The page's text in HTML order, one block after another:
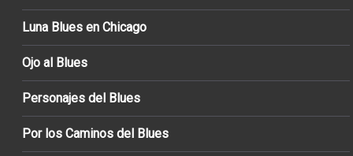
Luna Blues en Chicago
Ojo al Blues
Personajes del Blues
Por los Caminos del Blues